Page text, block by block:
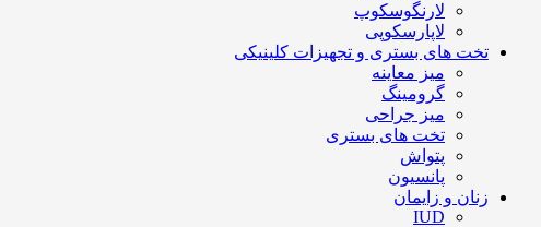
لارنگوسکوپ
لاپارسکوپی
تخت های بستری و تجهیزات کلینیکی
میز معاینه
گرومینگ
میز جراحی
تخت های بستری
پتواش
پانسیون
زنان و زایمان
IUD